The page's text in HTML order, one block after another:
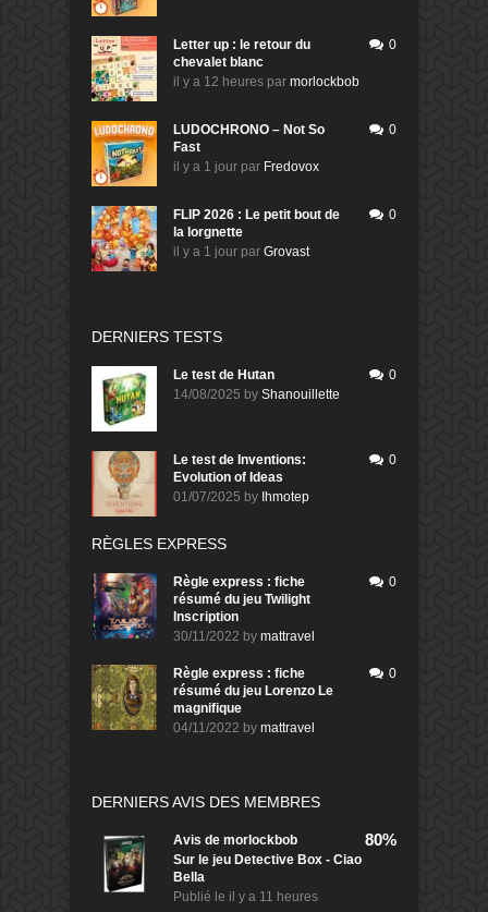
Letter up : le retour du
chevalet blanc
il y a 12 heures par morlockbob
0
LUDOCHRONO – Not So
Fast
il y a 1 jour par Fredovox
0
FLIP 2026 : Le petit bout de
la lorgnette
il y a 1 jour par Grovast
0
DERNIERS TESTS
Le test de Hutan
14/08/2025 by Shanouillette
0
Le test de Inventions:
Evolution of Ideas
01/07/2025 by Ihmotep
0
RÈGLES EXPRESS
Règle express : fiche
résumé du jeu Twilight
Inscription
30/11/2022 by mattravel
0
Règle express : fiche
résumé du jeu Lorenzo Le
magnifique
04/11/2022 by mattravel
0
DERNIERS AVIS DES MEMBRES
Avis de morlockbob
Sur le jeu Detective Box - Ciao
Bella
Publié le il y a 11 heures
80%